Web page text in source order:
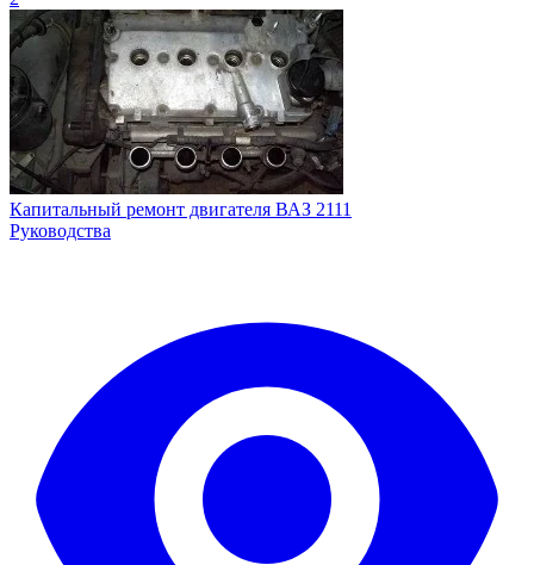
Капитальный ремонт двигателя ВАЗ 2111
Руководства